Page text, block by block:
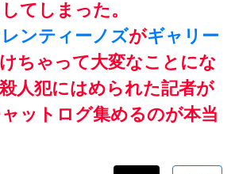
てしまった。
ンティーノズがギャリー
ちゃって大変なことにな
人犯にはめられた記者が
ットログ集めるのが本当